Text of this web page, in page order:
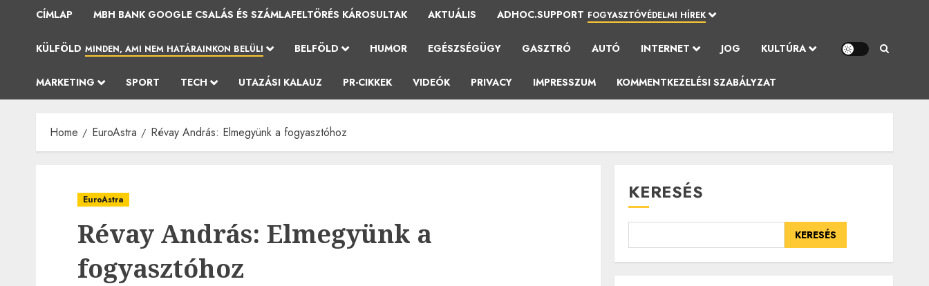
CÍMLAP MBH BANK GOOGLE CSALÁS ÉS SZÁMLAFELTÖRÉS KÁROSULTAK AKTUÁLIS ADHOC.SUPPORT FOGYASZTÓVÉDELMI HÍREK
KÜLFÖLD MINDEN, AMI NEM HATÁRAINKON BELÜLI BELFÖLD HUMOR EGÉSZSÉGÜGY GASZTRÓ AUTÓ INTERNET JOG KULTÚRA
MARKETING SPORT TECH UTAZÁSI KALAUZ PR-CIKKEK VIDEÓK PRIVACY IMPRESSZUM KOMMENTKEZELÉSI SZABÁLYZAT
Home EuroAstra Révay András: Elmegyünk a fogyasztóhoz
EuroAstra
Révay András: Elmegyünk a
fogyasztóhoz
KERESÉS
KERESÉS